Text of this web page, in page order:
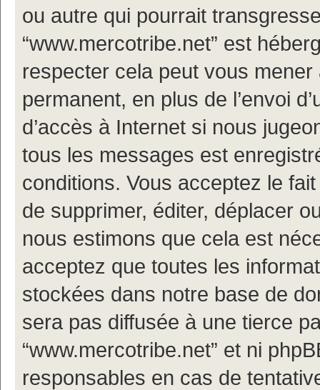
ou autre qui pourrait
“www.mercotribe.net” est
respecter cela peut vous
permanent, en plus de l’envoi
d’accès à Internet si nous
tous les messages est
conditions. Vous acceptez le
de supprimer, éditer, déplacer
nous estimons que cela est
acceptez que toutes les
stockées dans notre base de
sera pas diffusée à une tierce
“www.mercotribe.net” et ni
responsables en cas de